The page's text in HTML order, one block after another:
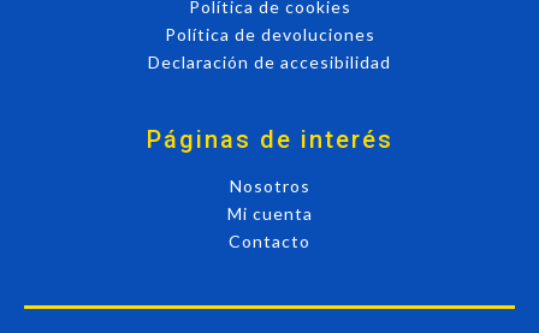
Política de cookies
Política de devoluciones
Declaración de accesibilidad
Páginas de interés
Nosotros
Mi cuenta
Contacto